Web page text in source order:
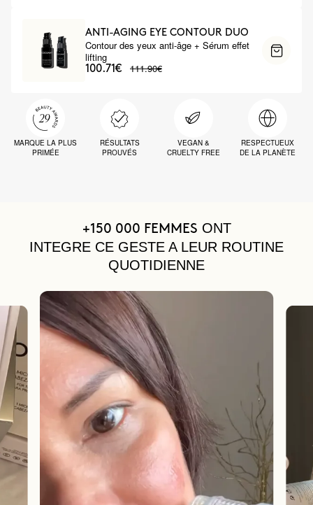
ANTI-AGING EYE CONTOUR DUO
Contour des yeux anti-âge + Sérum effet
lifting
100.71€ 111.90€
MARQUE LA PLUS
PRIMÉE
RÉSULTATS
PROUVÉS
VEGAN &
CRUELTY FREE
RESPECTUEUX
DE LA PLANÈTE
+150 000 FEMMES ONT
INTEGRE CE GESTE A LEUR ROUTINE
QUOTIDIENNE